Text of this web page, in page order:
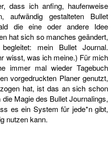
dass ich anfing, haufenweise
aufwändig gestalteten Bullet
die eine oder andere Idee
hat sich so manches geändert,
mein Bullet Journal.
wisst, was ich meine.) Für mich
immer mal wieder Tagebuch
vorgedruckten Planer genutzt,
hat, ist das an sich schon
Magie des Bullet Journalings,
es ein System für jede*n gibt,
nutzen kann.